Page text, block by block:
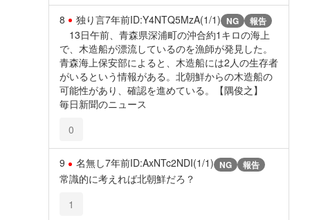
8 独り言7年前ID:Y4NTQ5MzA(1/1) NG 報告
13日午前、青森県深浦町の沖合約1キロの海上
で、木造船が漂流しているのを漁師が発見した。
青森海上保安部によると、木造船には2人の生存者
がいるという情報がある。北朝鮮からの木造船の
可能性があり、確認を進めている。【隅俊之】
毎日新聞のニュース
0
9 名無し7年前ID:AxNTc2NDI(1/1) NG 報告
常識的に考えれば北朝鮮だろ？
1